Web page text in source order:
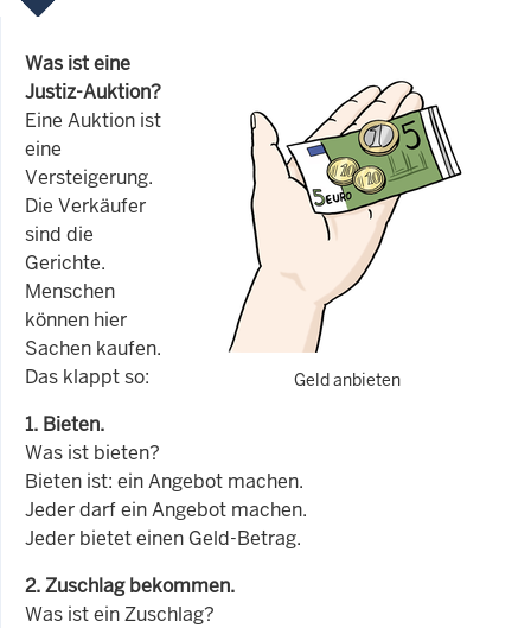
Geld anbieten
Was ist eine
Justiz-Auktion?
Eine Auktion ist
eine
Versteigerung.
Die Verkäufer
sind die
Gerichte.
Menschen
können hier
Sachen kaufen.
Das klappt so:
1. Bieten.
Was ist bieten?
Bieten ist: ein Angebot machen.
Jeder darf ein Angebot machen.
Jeder bietet einen Geld-Betrag.
2. Zuschlag bekommen.
Was ist ein Zuschlag?